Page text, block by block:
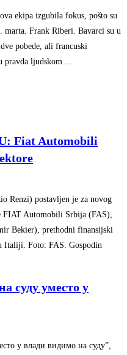
ekipa izgubila fokus, pošto su
Frank Riberi. Bavarci su u
pobede, ali francuski
pravda ljudskom …
Fiat Automobili
Renzi) postavljen je za novog
FIAT Automobili Srbija (FAS),
Bekier), prethodni finansijski
Italiji. Foto: FAS. Gospodin
суду уместо у
у влади видимо на суду”,